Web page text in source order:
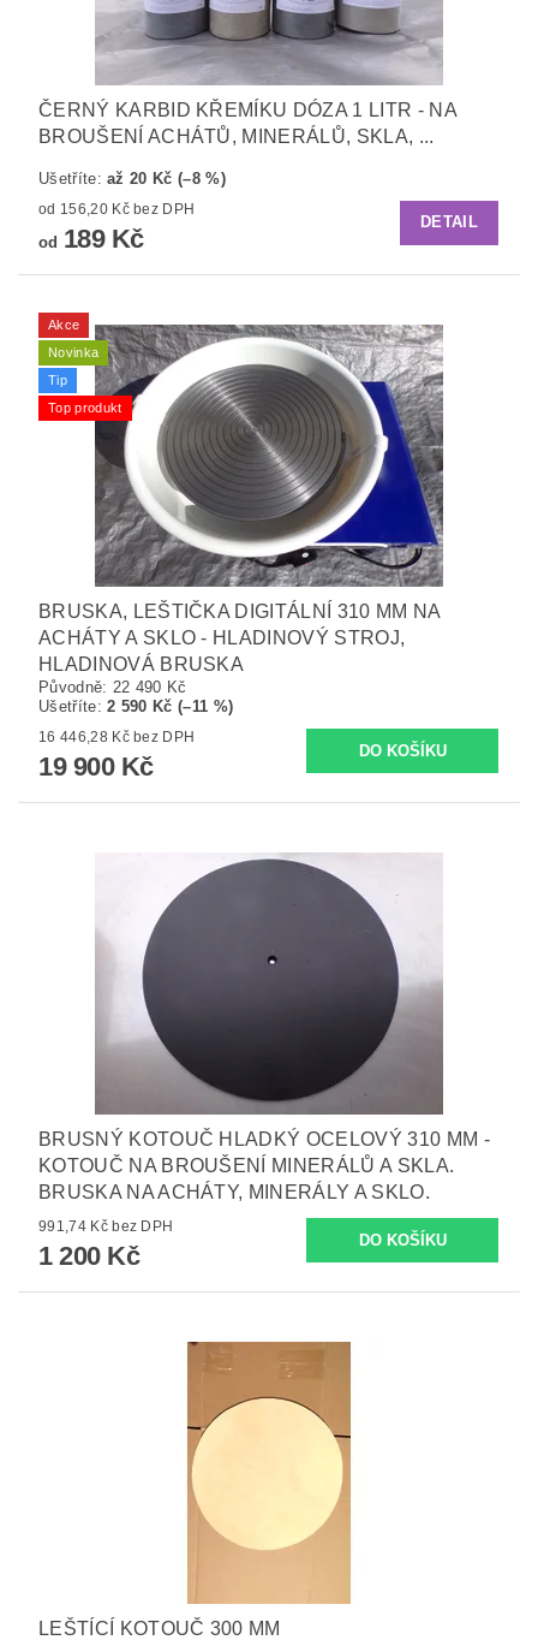
ČERNÝ KARBID KŘEMÍKU DÓZA 1 LITR - NA
BROUŠENÍ ACHÁTŮ, MINERÁLŮ, SKLA, ...
Ušetříte:až 20 Kč (–8 %)
od 156,20 Kč bez DPH
od 189 Kč
DETAIL
Akce
Novinka
Tip
Top produkt
BRUSKA, LEŠTIČKA DIGITÁLNÍ 310 MM NA
ACHÁTY A SKLO - HLADINOVÝ STROJ,
HLADINOVÁ BRUSKA
Původně: 22 490 Kč
Ušetříte:2 590 Kč (–11 %)
16 446,28 Kč bez DPH
19 900 Kč
BRUSNÝ KOTOUČ HLADKÝ OCELOVÝ 310 MM -
KOTOUČ NA BROUŠENÍ MINERÁLŮ A SKLA.
BRUSKA NA ACHÁTY, MINERÁLY A SKLO.
991,74 Kč bez DPH
1 200 Kč
LEŠTÍCÍ KOTOUČ 300 MM